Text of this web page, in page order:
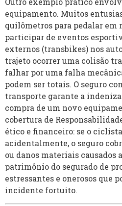
equipamento. Muitos
quilômetros para pedalar em
participar de eventos
externos (transbikes) nos
trajeto ocorrer uma colisão
falhar por uma falha
podem ser totais. O seguro
transporte garante a
compra de um novo
cobertura de
ético e financeiro: se o
acidentalmente, o seguro
ou danos materiais causados
patrimônio do segurado de
estressantes e onerosos que
incidente fortuito.